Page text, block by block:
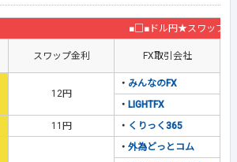
■□■ドル円★スワップ
スワップ金利 FX取引会社
12円
・ みんなのFX
・ LIGHTFX
11円 ・ くりっく365
・ 外為どっとコム